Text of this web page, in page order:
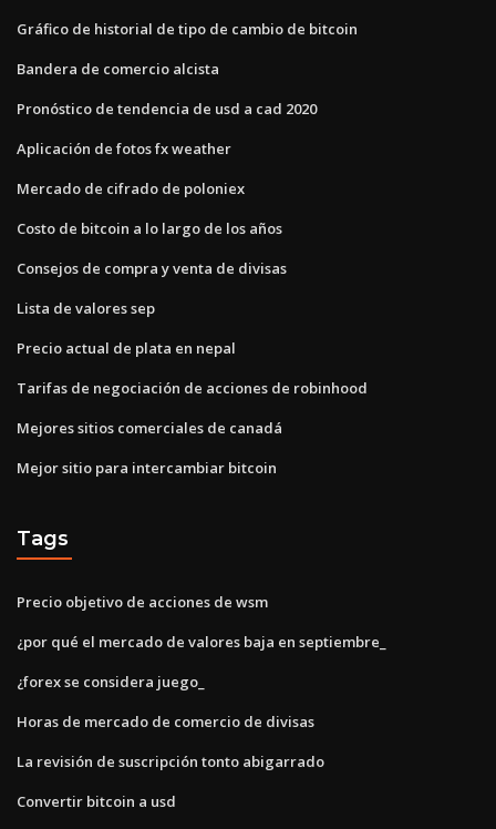
Gráfico de historial de tipo de cambio de bitcoin
Bandera de comercio alcista
Pronóstico de tendencia de usd a cad 2020
Aplicación de fotos fx weather
Mercado de cifrado de poloniex
Costo de bitcoin a lo largo de los años
Consejos de compra y venta de divisas
Lista de valores sep
Precio actual de plata en nepal
Tarifas de negociación de acciones de robinhood
Mejores sitios comerciales de canadá
Mejor sitio para intercambiar bitcoin
Tags
Precio objetivo de acciones de wsm
¿por qué el mercado de valores baja en septiembre_
¿forex se considera juego_
Horas de mercado de comercio de divisas
La revisión de suscripción tonto abigarrado
Convertir bitcoin a usd